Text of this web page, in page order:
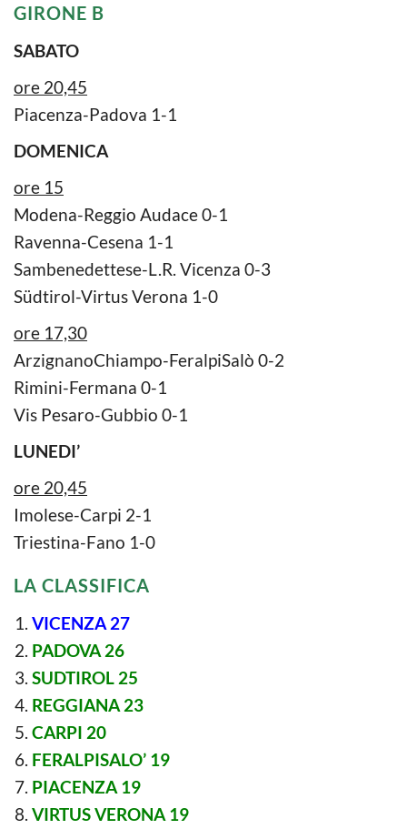
GIRONE B
SABATO
ore 20,45
Piacenza-Padova 1-1
DOMENICA
ore 15
Modena-Reggio Audace 0-1
Ravenna-Cesena 1-1
Sambenedettese-L.R. Vicenza 0-3
Südtirol-Virtus Verona 1-0
ore 17,30
ArzignanoChiampo-FeralpiSalò 0-2
Rimini-Fermana 0-1
Vis Pesaro-Gubbio 0-1
LUNEDI’
ore 20,45
Imolese-Carpi 2-1
Triestina-Fano 1-0
LA CLASSIFICA
VICENZA 27
PADOVA 26
SUDTIROL 25
REGGIANA 23
CARPI 20
FERALPISALO’ 19
PIACENZA 19
VIRTUS VERONA 19